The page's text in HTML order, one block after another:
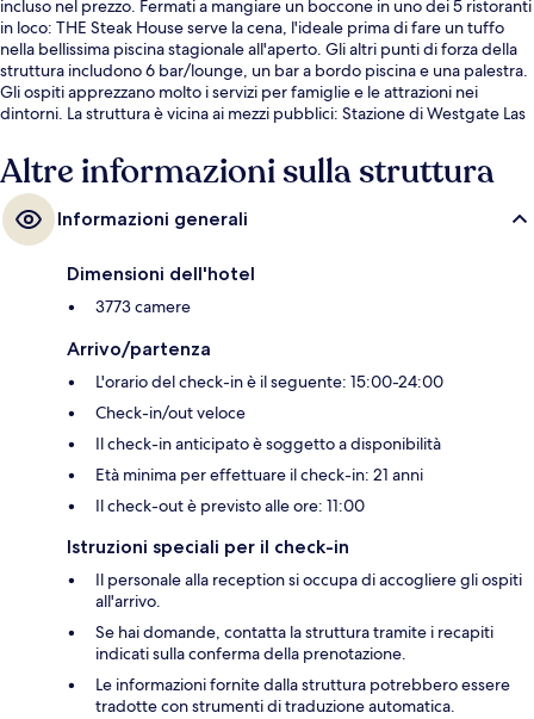
incluso nel prezzo. Fermati a mangiare un boccone in uno dei 5 ristoranti
in loco: THE Steak House serve la cena, l'ideale prima di fare un tuffo
nella bellissima piscina stagionale all'aperto. Gli altri punti di forza della
struttura includono 6 bar/lounge, un bar a bordo piscina e una palestra.
Gli ospiti apprezzano molto i servizi per famiglie e le attrazioni nei
dintorni. La struttura è vicina ai mezzi pubblici: Stazione di Westgate Las
Altre informazioni sulla struttura
Informazioni generali
Dimensioni dell'hotel
3773 camere
Arrivo/partenza
L'orario del check-in è il seguente: 15:00-24:00
Check-in/out veloce
Il check-in anticipato è soggetto a disponibilità
Età minima per effettuare il check-in: 21 anni
Il check-out è previsto alle ore: 11:00
Istruzioni speciali per il check-in
Il personale alla reception si occupa di accogliere gli ospiti
all'arrivo.
Se hai domande, contatta la struttura tramite i recapiti
indicati sulla conferma della prenotazione.
Le informazioni fornite dalla struttura potrebbero essere
tradotte con strumenti di traduzione automatica.